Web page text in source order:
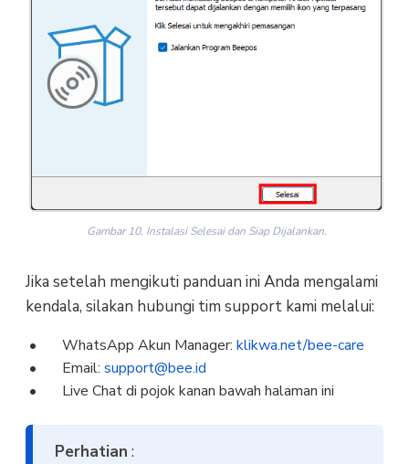
Gambar 10. Instalasi Selesai dan Siap Dijalankan.
Jika setelah mengikuti panduan ini Anda mengalami
kendala, silakan hubungi tim support kami melalui:
WhatsApp Akun Manager: klikwa.net/bee-care
Email: support@bee.id
Live Chat di pojok kanan bawah halaman ini
Perhatian :